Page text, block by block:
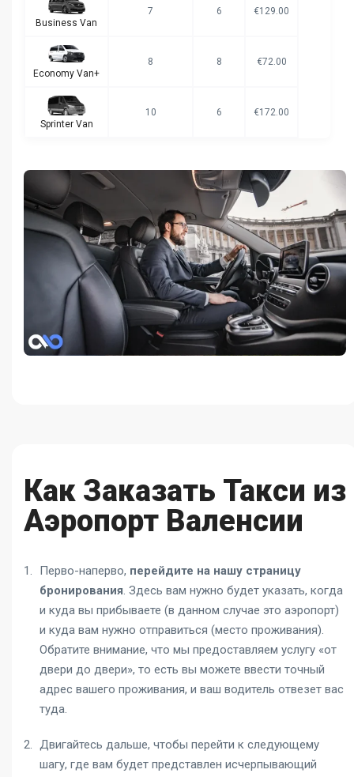
Business Van
7 6 €129.00
Economy Van+
8 8 €72.00
Sprinter Van
10 6 €172.00
Как Заказать Такси из
Аэропорт Валенсии
Перво-наперво, перейдите на нашу страницу
бронирования. Здесь вам нужно будет указать, когда
и куда вы прибываете (в данном случае это аэропорт)
и куда вам нужно отправиться (место проживания).
Обратите внимание, что мы предоставляем услугу «от
двери до двери», то есть вы можете ввести точный
адрес вашего проживания, и ваш водитель отвезет вас
туда.
Двигайтесь дальше, чтобы перейти к следующему
шагу, где вам будет представлен исчерпывающий